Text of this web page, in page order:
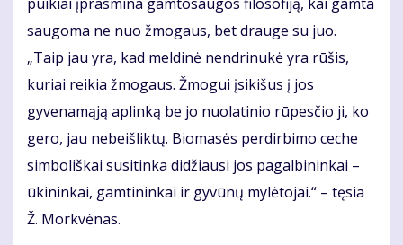
saugoma ne nuo žmogaus, bet drauge su juo.
„Taip jau yra, kad meldinė nendrinukė yra rūšis,
kuriai reikia žmogaus. Žmogui įsikišus į jos
gyvenamąją aplinką be jo nuolatinio rūpesčio ji, ko
gero, jau nebeišliktų. Biomasės perdirbimo ceche
simboliškai susitinka didžiausi jos pagalbininkai –
ūkininkai, gamtininkai ir gyvūnų mylėtojai.“ – tęsia
Ž. Morkvėnas.